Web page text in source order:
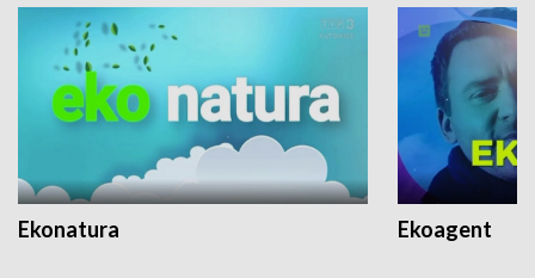
Ekonatura Ekoagent